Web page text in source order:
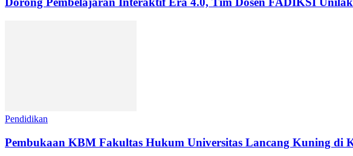
Pendidikan
Pembukaan KBM Fakultas Hukum Universitas Lancang Kuning di